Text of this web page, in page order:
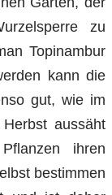
zu
Topinambur
kann die
gut, wie im
aussäht
ihren
bestimmen